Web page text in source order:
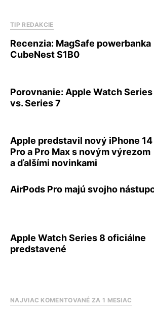
TIP REDAKCIE
Recenzia: MagSafe powerbanka
CubeNest S1B0
Porovnanie: Apple Watch Series
vs. Series 7
Apple predstavil nový iPhone 14
Pro a Pro Max s novým výrezom
a ďalšími novinkami
AirPods Pro majú svojho
Apple Watch Series 8 oficiálne
predstavené
NAJVIAC KOMENTOVANÉ ZA 1 MESIAC